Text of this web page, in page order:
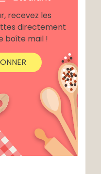
recevez les
directement
boîte mail !